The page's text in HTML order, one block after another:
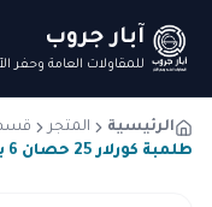
آبار جروب
للمقاولات العامة وحفر
الرئيسية المتجر قسم
طلمبة كورلار 25 حصان 6 بوصة بداية 6 بوصة